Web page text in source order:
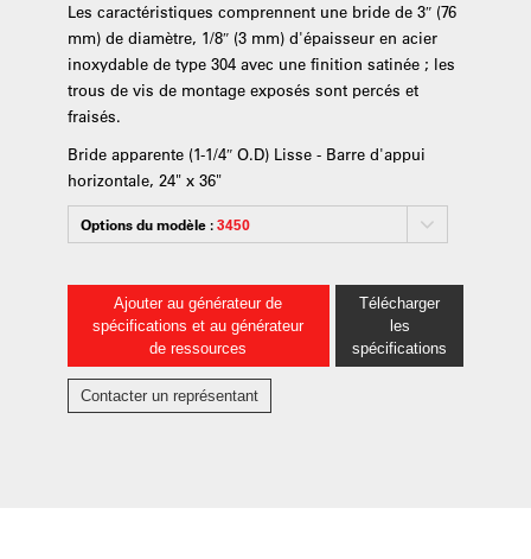
Les caractéristiques comprennent une bride de 3″ (76
mm) de diamètre, 1/8″ (3 mm) d'épaisseur en acier
inoxydable de type 304 avec une finition satinée ; les
trous de vis de montage exposés sont percés et
fraisés.
Bride apparente (1-1/4″ O.D) Lisse - Barre d'appui
horizontale, 24" x 36"
Options du modèle :3450
Ajouter au générateur de
spécifications et au générateur
de ressources
Télécharger
les
spécifications
Contacter un représentant